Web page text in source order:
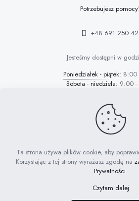
Potrzebujesz
+48 691 250
Jesteśmy dostępni w
Poniedziałek - piątek: 8:00
Sobota - niedziela: 9:00 -
© 2022 FAFARAFA | Haft Piotrków
stron Piotrków:
Polityka prywatności
Ta strona używa plików cookie, aby
Korzystając z tej strony wyrażasz zgodę na
Prywatności.
Czytam dalej